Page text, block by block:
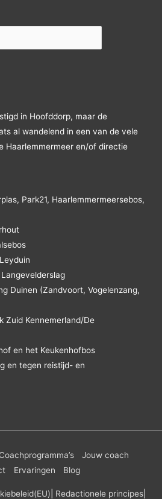
in Hoofddorp, maar de
al wandelend in een van de vele
Haarlemmermeer en/of directie
Park21, Haarlemmermeersebos,
Duinen (Zandvoort, Vogelenzang,
Zuid Kennemerland/De
en het Keukenhofbos
en tegen reistijd- en
Coachprogramma’s
Jouw coach
Ervaringen Blog
(EU) Redactionele principes